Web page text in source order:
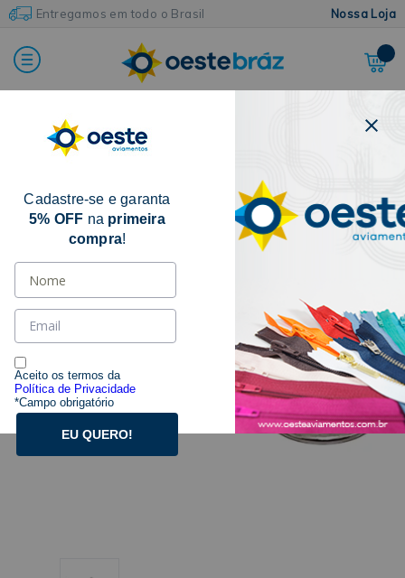
Entregamos em todo o Brasil Nossa Loja
Home Botões e Colchetes
Cadastre-se e garanta
5% OFF na primeira
compra!
Aceito os termos da
Política de Privacidade
*Campo obrigatório
EU QUERO!